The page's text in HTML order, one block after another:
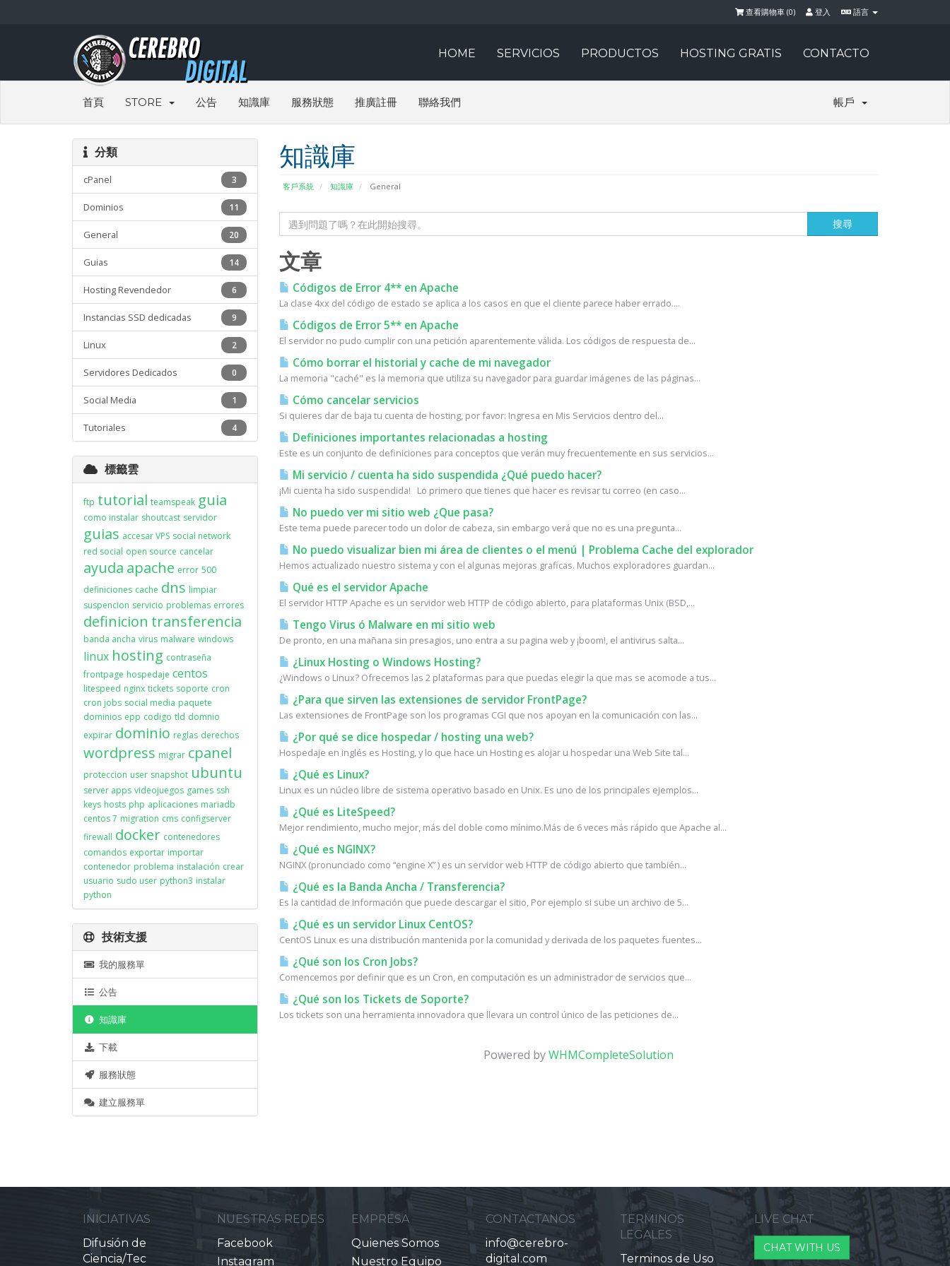
語言
登入
查看購物車 (0)
HOME SERVICIOS PRODUCTOS HOSTING GRATIS CONTACTO
首頁 STORE 公告 知識庫 服務狀態 推廣註冊 聯絡我們 帳戶
知識庫
客戶系統 知識庫 General
分類
3
cPanel
11
Dominios
20
General
14
Guias
6
Hosting Revendedor
9
Instancias SSD dedicadas
2
Linux
0
Servidores Dedicados
1
Social Media
4
Tutoriales
文章
Códigos de Error 4** en Apache
La clase 4xx del código de estado se aplica a los casos en que el cliente parece haber errado....
Códigos de Error 5** en Apache
El servidor no pudo cumplir con una petición aparentemente válida. Los códigos de respuesta de...
Cómo borrar el historial y cache de mi navegador
La memoria "caché" es la memoria que utiliza su navegador para guardar imágenes de las páginas...
Cómo cancelar servicios
Si quieres dar de baja tu cuenta de hosting, por favor: Ingresa en Mis Servicios dentro del...
Definiciones importantes relacionadas a hosting
Este es un conjunto de definiciones para conceptos que verán muy frecuentemente en sus servicios...
Mi servicio / cuenta ha sido suspendida ¿Qué puedo hacer?
¡Mi cuenta ha sido suspendida! Lo primero que tienes que hacer es revisar tu correo (en caso...
No puedo ver mi sitio web ¿Que pasa?
Este tema puede parecer todo un dolor de cabeza, sin embargo verá que no es una pregunta...
No puedo visualizar bien mi área de clientes o el menú | Problema Cache del explorador
Hemos actualizado nuestro sistema y con el algunas mejoras graficas. Muchos exploradores guardan...
Qué es el servidor Apache
El servidor HTTP Apache es un servidor web HTTP de código abierto, para plataformas Unix (BSD,...
Tengo Virus ó Malware en mi sitio web
De pronto, en una mañana sin presagios, uno entra a su pagina web y ¡boom!, el antivirus salta...
¿Linux Hosting o Windows Hosting?
¿Windows o Linux? Ofrecemos las 2 plataformas para que puedas elegir la que mas se acomode a tus...
¿Para que sirven las extensiones de servidor FrontPage?
Las extensiones de FrontPage son los programas CGI que nos apoyan en la comunicación con las...
¿Por qué se dice hospedar / hosting una web?
Hospedaje en inglés es Hosting, y lo que hace un Hosting es alojar u hospedar una Web Site tal...
¿Qué es Linux?
Linux es un núcleo libre de sistema operativo basado en Unix. Es uno de los principales ejemplos...
¿Qué es LiteSpeed?
Mejor rendimiento, mucho mejor, más del doble como mínimo.Más de 6 veces más rápido que Apache al...
¿Qué es NGINX?
NGINX (pronunciado como “engine X” ) es un servidor web HTTP de código abierto que también...
¿Qué es la Banda Ancha / Transferencia?
Es la cantidad de información que puede descargar el sitio, Por ejemplo si sube un archivo de 5...
¿Qué es un servidor Linux CentOS?
CentOS Linux es una distribución mantenida por la comunidad y derivada de los paquetes fuentes...
¿Qué son los Cron Jobs?
Comencemos por definir que es un Cron, en computación es un administrador de servicios que...
¿Qué son los Tickets de Soporte?
Los tickets son una herramienta innovadora que llevara un control único de las peticiones de...
Powered byWHMCompleteSolution
標籤雲
ftp tutorial teamspeak guia
como instalar shoutcast servidor
guias accesar VPS social network
red social open source cancelar
ayuda apache error 500
definiciones cache dns limpiar
suspencion servicio problemas errores
definicion transferencia
banda ancha virus malware windows
linux hosting contraseña
frontpage hospedaje centos
litespeed nginx tickets soporte cron
cron jobs social media paquete
dominios epp codigo tld domnio
expirar dominio reglas derechos
wordpress migrar cpanel
proteccion user snapshot ubuntu
server apps videojuegos games ssh
keys hosts php aplicaciones mariadb
centos 7 migration cms configserver
firewall docker contenedores
comandos exportar importar
contenedor problema instalación crear
usuario sudo user python3 instalar
python
技術支援
我的服務單
公告
知識庫
下載
服務狀態
建立服務單
INICIATIVAS
Difusión de
Ciencia/Tec
NUESTRAS REDES
Facebook
Instagram
EMPRESA
Quienes Somos
Nuestro Equipo
CONTACTANOS
info@cerebro-
digital.com
TERMINOS
LEGALES
Terminos de Uso
LIVE CHAT
CHAT WITH US